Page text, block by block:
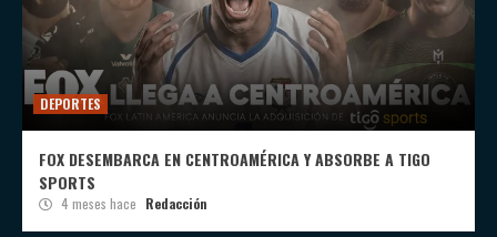
DEPORTES
FOX DESEMBARCA EN CENTROAMÉRICA Y ABSORBE A TIGO
SPORTS
4 meses hace Redacción